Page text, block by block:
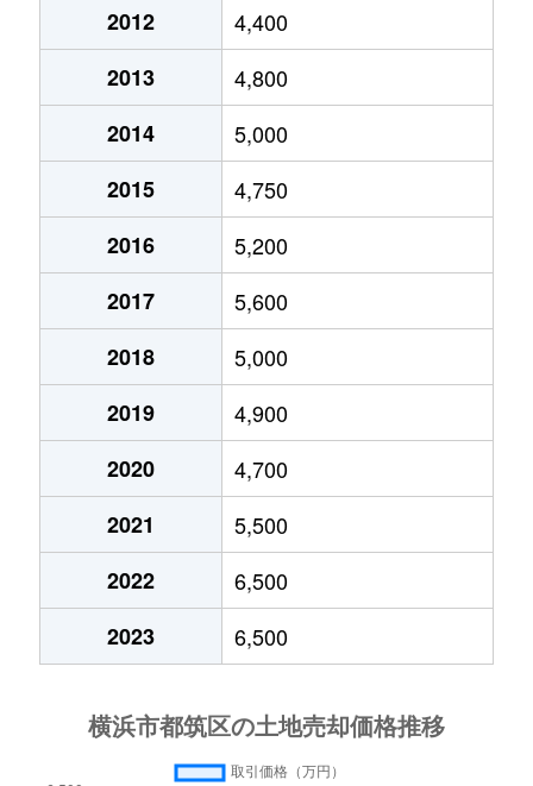
5,700万円
東山田
4,300万円
東山田
3,000万円
東山田
6,200万円
東山田町
2,700万円
東山田町
11,000万円
東山田町
4,000万円
東山田町
3,700万円
東山田町
4,500万円
東山田町
150万円
東山田町
10,000万円
東山田町
9,000万円
富士見が丘
10,000万円 川和町
3,600万円 東山田
2012
4,400
2013
4,800
2014
5,000
2015
4,750
2016
5,200
2017
5,600
2018
5,000
2019
4,900
2020
4,700
2021
5,500
2022
6,500
2023
6,500